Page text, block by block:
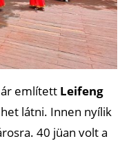
említett Leifeng
látni. Innen nyílik
40 jüan volt a